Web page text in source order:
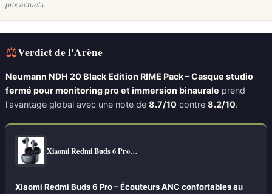
prix actuels.
⚖Verdict de l'Arène
Neumann NDH 20 Black Edition RIME Pack – Casque studio
fermé pour monitoring pro et immersion binaurale prend
l'avantage global avec une note de 8.7/10 contre 8.2/10.
Xiaomi Redmi Buds 6 Pro…
Xiaomi Redmi Buds 6 Pro – Écouteurs ANC confortables au